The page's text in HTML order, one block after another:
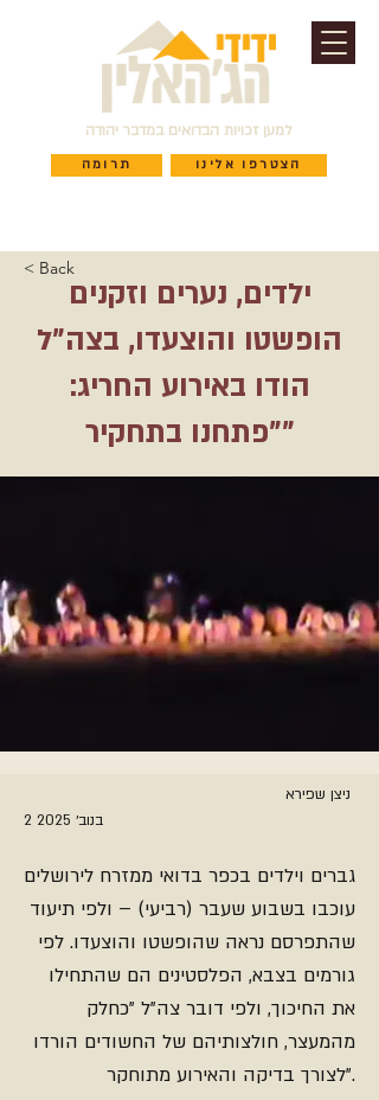
למען זכויות הבדואים במדבר יהודה
תרומה הצטרפו אלינו
< Back
ילדים, נערים וזקנים
הופשטו והוצעדו, בצה"ל
הודו באירוע החריג:
"פתחנו בתחקיר"
ניצן שפירא
2 בנוב׳ 2025
גברים וילדים בכפר בדואי ממזרח לירושלים
עוכבו בשבוע שעבר (רביעי) – ולפי תיעוד
שהתפרסם נראה שהופשטו והוצעדו. לפי
גורמים בצבא, הפלסטינים הם שהתחילו
את החיכוך, ולפי דובר צה"ל "כחלק
מהמעצר, חולצותיהם של החשודים הורדו
לצורך בדיקה והאירוע מתוחקר".